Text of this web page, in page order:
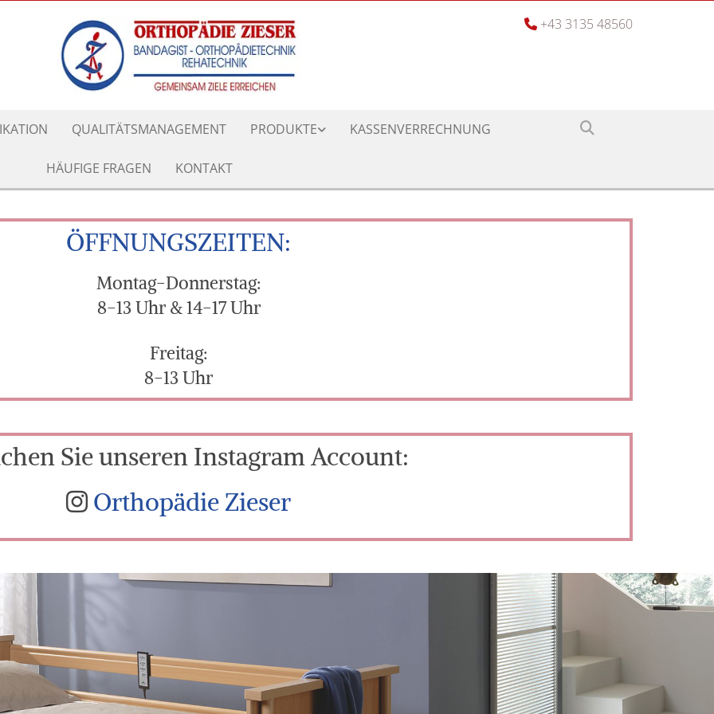
 +43 3135 48560
QUALITÄTSMANAGEMENT PRODUKTE KASSENVERRECHNUNG
HÄUFIGE FRAGEN KONTAKT
ÖFFNUNGSZEITEN:
Montag-Donnerstag:
8-13 Uhr & 14-17 Uhr
Freitag:
8-13 Uhr
Sie unseren Instagram Account:
 Orthopädie Zieser